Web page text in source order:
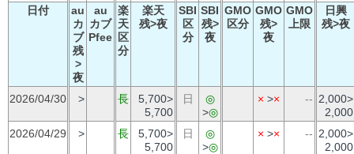
日付
au
カ
ブ
残
>
夜
au
カブ
Pfee
楽
天
区
分
楽天
残>夜
SBI
区
分
SBI
残>
夜
GMO
区分
GMO
残>
夜
GMO
上限
日興
残>夜
2026/04/30 > 長
5,700>
5,700
日
◎
>◎
× >× -- 2,000>
2,000
2026/04/29
> 長
5,700>
5,700
日
◎
>◎
× >× -- 2,000>
2,000